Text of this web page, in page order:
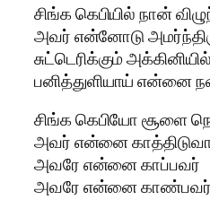
சிங்க கெபியில் நான்
அவர் என்னோடு
சுட்டெரிக்கும்
பனித்துளியாய் என்னை
சிங்க கெபியோ சூளை
அவர் என்னை
அவரே என்னை காப்பவர்
அவரே என்னை